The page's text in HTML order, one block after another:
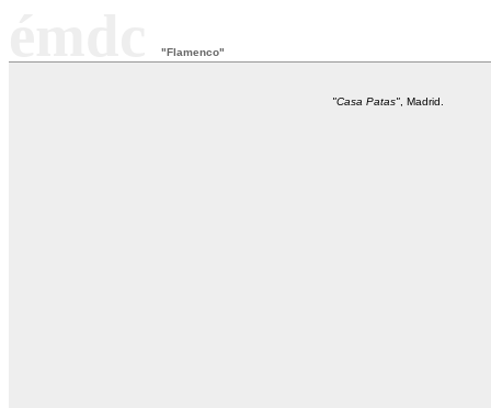
"Flamenco"
"Casa Patas" , Madrid.